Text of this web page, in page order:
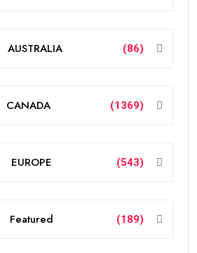
AUSTRALIA (86)
CANADA (1369)
EUROPE (543)
Featured (189)